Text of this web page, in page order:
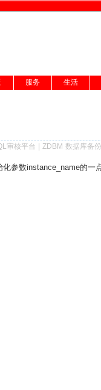
服务 生活
审核平台 |ZDBM 数据库备
参数instance_name的一点